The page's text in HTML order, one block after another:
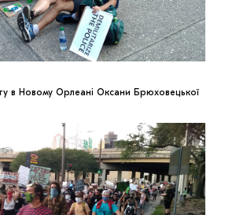
в Новому Орлеані Оксани Брюховецької